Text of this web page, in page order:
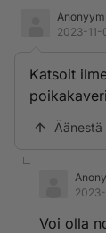
Anonyymi
2023-11-
Katsoit
Äänestä
Voi olla